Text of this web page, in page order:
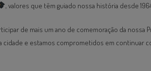
, valores que têm guiado nossa história desde
de mais um ano de comemoração da nossa
cidade e estamos comprometidos em continuar